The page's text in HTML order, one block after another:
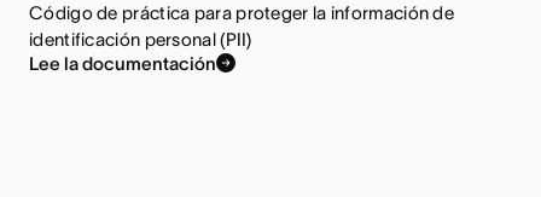
Código de práctica para proteger la información de
identificación personal (PII)
Lee la documentación